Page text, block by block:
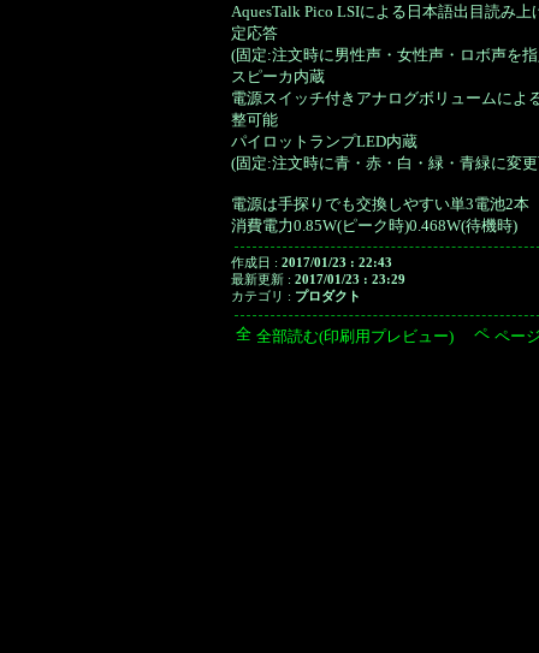
AquesTalk Pico LSIによる日本語出目読み上
定応答
(固定:注文時に男性声・女性声・ロボ声を
スピーカ内蔵
電源スイッチ付きアナログボリュームによ
整可能
パイロットランプLED内蔵
(固定:注文時に青・赤・白・緑・青緑に変
電源は手探りでも交換しやすい単3電池2本
消費電力0.85W(ピーク時)0.468W(待機時)
作成日 : 2017/01/23 : 22:43
最新更新 : 2017/01/23 : 23:29
カテゴリ : プロダクト
全部読む(印刷用プレビュー) ペー